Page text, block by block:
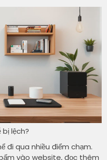
lệch?
đi qua nhiều điểm chạm.
vào website, đọc thêm